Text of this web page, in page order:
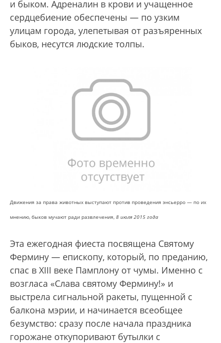
и быком. Адреналин в крови и учащенное
сердцебиение обеспечены — по узким
улицам города, улепетывая от разъяренных
быков, несутся людские толпы.
Движения за права животных выступают против проведения энсьерро — по их
мнению, быков мучают ради развлечения, 8 июля 2015 года
Эта ежегодная фиеста посвящена Святому
Фермину — епископу, который, по преданию,
спас в XIII веке Памплону от чумы. Именно с
возгласа «Слава святому Фермину!» и
выстрела сигнальной ракеты, пущенной с
балкона мэрии, и начинается всеобщее
безумство: сразу после начала праздника
горожане откупоривают бутылки с